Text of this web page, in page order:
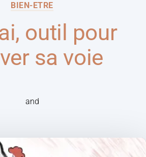
BIEN-ETRE
outil pour
sa voie
and